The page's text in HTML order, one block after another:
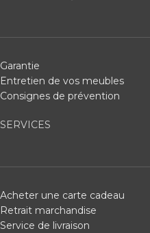
Garantie
Entretien de vos meubles
Consignes de prévention
SERVICES
Acheter une carte cadeau
Retrait marchandise
Service de livraison